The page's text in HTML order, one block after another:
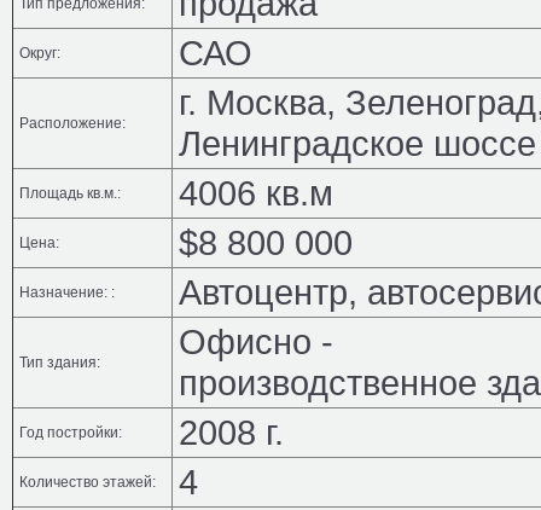
Тип предложения:
Округ: САО
Расположение:
г. Москва,
Ленинградское шоссе
Площадь кв.м.: 4006 кв.м
Цена: $8 800 000
Назначение: : Автоцентр,
Тип здания:
Офисно -
производственное
Год постройки: 2008 г.
Количество этажей: 4